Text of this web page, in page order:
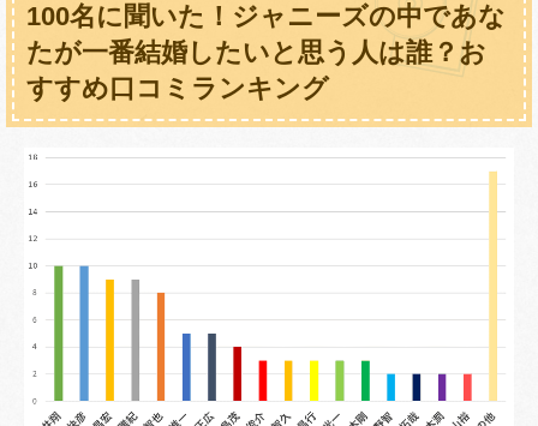
100名に聞いた！ジャニーズの中であな
たが一番結婚したいと思う人は誰？お
すすめ口コミランキング